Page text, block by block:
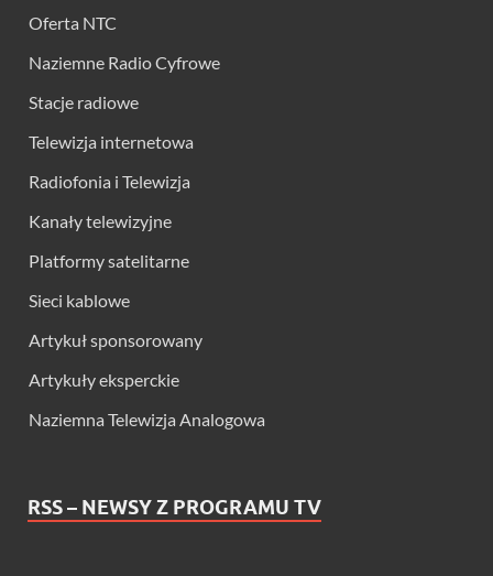
Oferta NTC
Naziemne Radio Cyfrowe
Stacje radiowe
Telewizja internetowa
Radiofonia i Telewizja
Kanały telewizyjne
Platformy satelitarne
Sieci kablowe
Artykuł sponsorowany
Artykuły eksperckie
Naziemna Telewizja Analogowa
RSS – NEWSY Z PROGRAMU TV